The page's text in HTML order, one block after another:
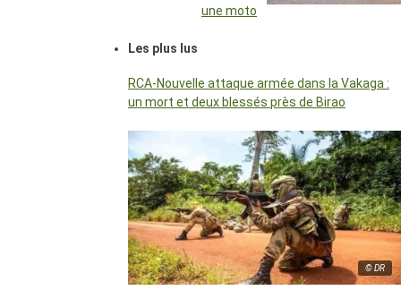
une moto
Les plus lus
RCA-Nouvelle attaque armée dans la Vakaga :
un mort et deux blessés près de Birao
© DR